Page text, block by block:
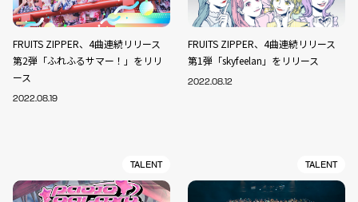
FRUITS ZIPPER、4曲連続リリース
第2弾「ふれふるサマー！」をリリ
ース
2022.08.19
FRUITS ZIPPER、4曲連続リリース
第1弾「skyfeelan」をリリース
2022.08.12
TALENT TALENT